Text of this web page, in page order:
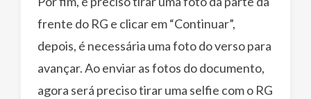
frente do RG e clicar em “Continuar”,
depois, é necessária uma foto do verso para
avançar. Ao enviar as fotos do documento,
agora será preciso tirar uma selfie com o RG